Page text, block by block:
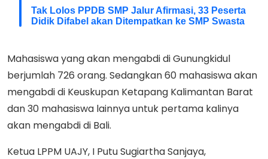
Tak Lolos PPDB SMP Jalur Afirmasi, 33 Peserta
Didik Difabel akan Ditempatkan ke SMP Swasta
Mahasiswa yang akan mengabdi di Gunungkidul
berjumlah 726 orang. Sedangkan 60 mahasiswa akan
mengabdi di Keuskupan Ketapang Kalimantan Barat
dan 30 mahasiswa lainnya untuk pertama kalinya
akan mengabdi di Bali.
Ketua LPPM UAJY, I Putu Sugiartha Sanjaya,